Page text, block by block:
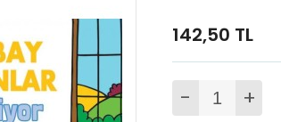
142,50 TL
- +